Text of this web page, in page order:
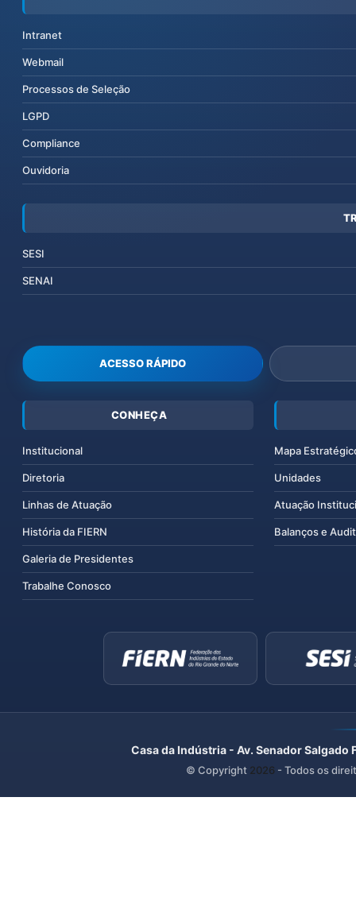
Intranet
Webmail
Processos de Seleção
LGPD
Compliance
Ouvidoria
SESI
SENAI
ACESSO RÁPIDO
CONHEÇA
Institucional
Diretoria
Linhas de Atuação
História da FIERN
Galeria de Presidentes
Trabalhe Conosco
Mapa
Unidades
Atuação
Balanços e
Casa da Indústria - Av. Senador
© Copyright 2026 - Todos os